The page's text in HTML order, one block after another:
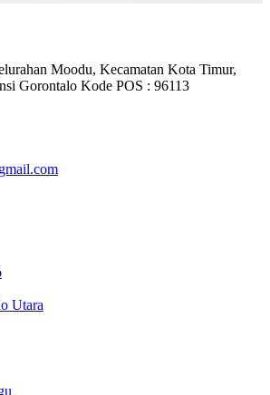
Moodu, Kecamatan Kota Timur,
Gorontalo Kode POS : 96113
Utara